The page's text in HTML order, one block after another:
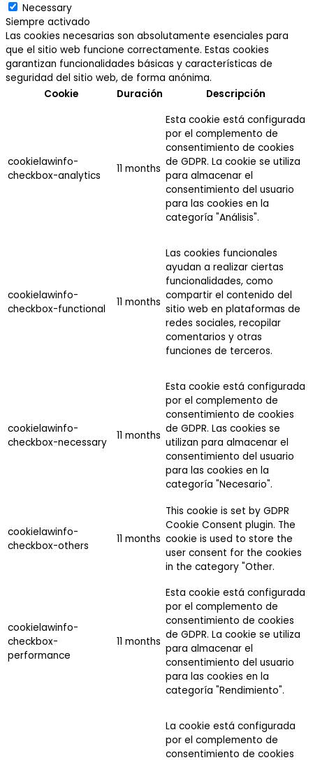
Necessary
Siempre activado
Las cookies necesarias son absolutamente esenciales para
que el sitio web funcione correctamente. Estas cookies
garantizan funcionalidades básicas y características de
seguridad del sitio web, de forma anónima.
Cookie
Duración Descripción
cookielawinfo-
checkbox-analytics
11 months
Esta cookie está configurada
por el complemento de
consentimiento de cookies
de GDPR. La cookie se utiliza
para almacenar el
consentimiento del usuario
para las cookies en la
categoría "Análisis".
cookielawinfo-
checkbox-functional
11 months
Las cookies funcionales
ayudan a realizar ciertas
funcionalidades, como
compartir el contenido del
sitio web en plataformas de
redes sociales, recopilar
comentarios y otras
funciones de terceros.
cookielawinfo-
checkbox-necessary
11 months
Esta cookie está configurada
por el complemento de
consentimiento de cookies
de GDPR. Las cookies se
utilizan para almacenar el
consentimiento del usuario
para las cookies en la
categoría "Necesario".
cookielawinfo-
checkbox-others
11 months
This cookie is set by GDPR
Cookie Consent plugin. The
cookie is used to store the
user consent for the cookies
in the category "Other.
cookielawinfo-
checkbox-
performance
11 months
Esta cookie está configurada
por el complemento de
consentimiento de cookies
de GDPR. La cookie se utiliza
para almacenar el
consentimiento del usuario
para las cookies en la
categoría "Rendimiento".
La cookie está configurada
por el complemento de
consentimiento de cookies